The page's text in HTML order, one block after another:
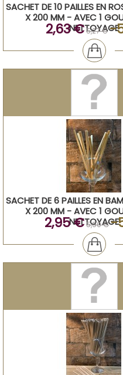
SACHET DE 10 PAILLES EN
X 200 MM - AVEC 1
NETTOYAGE
2,63 €5,27 €-
SACHET DE 6 PAILLES EN
X 200 MM - AVEC 1
NETTOYAGE
2,95 €5,90 €-